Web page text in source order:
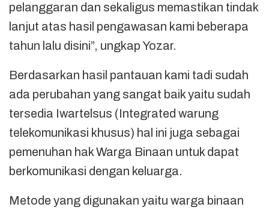
pelanggaran dan sekaligus memastikan tindak
lanjut atas hasil pengawasan kami beberapa
tahun lalu disini”, ungkap Yozar.
Berdasarkan hasil pantauan kami tadi sudah
ada perubahan yang sangat baik yaitu sudah
tersedia Iwartelsus (Integrated warung
telekomunikasi khusus) hal ini juga sebagai
pemenuhan hak Warga Binaan untuk dapat
berkomunikasi dengan keluarga.
Metode yang digunakan yaitu warga binaan